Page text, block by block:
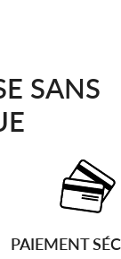
SANS
PAIEMENT